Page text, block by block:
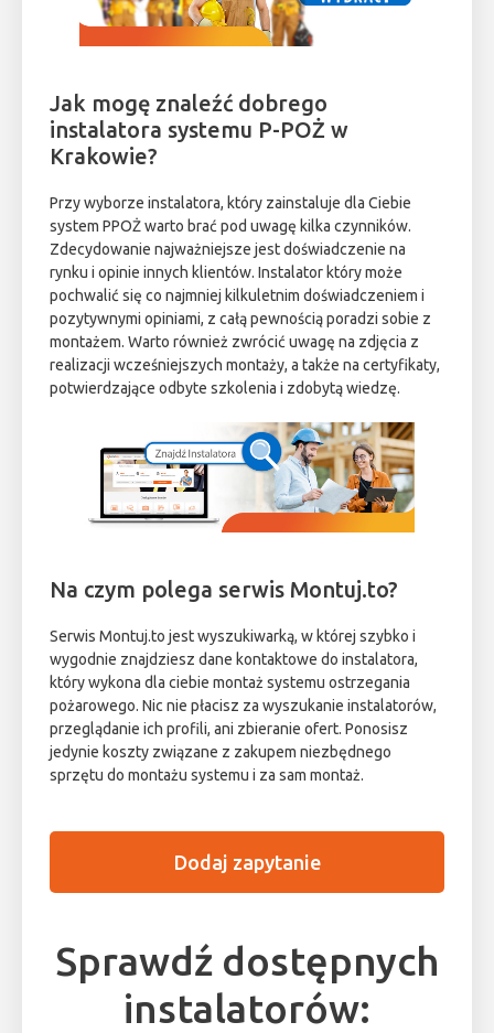
Jak mogę znaleźć dobrego
instalatora systemu P-POŻ w
Krakowie?
Przy wyborze instalatora, który zainstaluje dla Ciebie
system PPOŻ warto brać pod uwagę kilka czynników.
Zdecydowanie najważniejsze jest doświadczenie na
rynku i opinie innych klientów. Instalator który może
pochwalić się co najmniej kilkuletnim doświadczeniem i
pozytywnymi opiniami, z całą pewnością poradzi sobie z
montażem. Warto również zwrócić uwagę na zdjęcia z
realizacji wcześniejszych montaży, a także na certyfikaty,
potwierdzające odbyte szkolenia i zdobytą wiedzę.
Na czym polega serwis Montuj.to?
Serwis Montuj.to jest wyszukiwarką, w której szybko i
wygodnie znajdziesz dane kontaktowe do instalatora,
który wykona dla ciebie montaż systemu ostrzegania
pożarowego. Nic nie płacisz za wyszukanie instalatorów,
przeglądanie ich profili, ani zbieranie ofert. Ponosisz
jedynie koszty związane z zakupem niezbędnego
sprzętu do montażu systemu i za sam montaż.
Dodaj zapytanie
Sprawdź dostępnych
instalatorów: